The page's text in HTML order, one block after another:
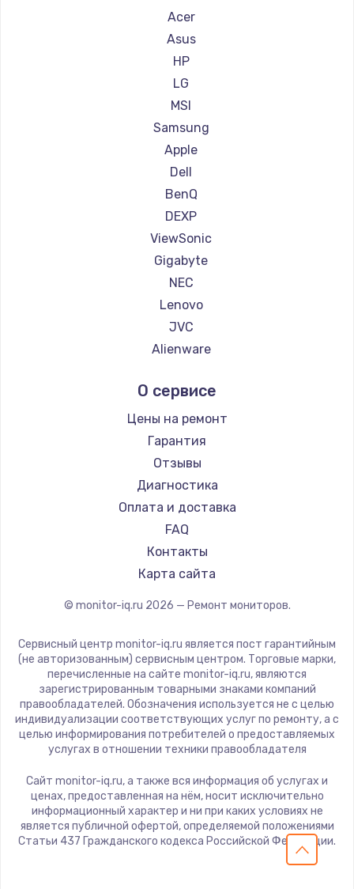
Заказать
Установка драйверов
350 руб.
Заказать
Замена жесткого диска
500 руб.
Заказать
Ремонт цепей питания
2500 руб.
Заказать
Замена северного моста
1500 руб.
Заказать
Замена экрана
1100 руб.
Замена шлейфа матрицы
700 руб.
Заказать
Замена термопасты
Заказать
Замена оперативной памяти
300 руб.
Заказать
Замена микрофона
550 руб.
Заказать
Ремонт мониторов Hisense
Ремонт мониторов АОС
Ремонт мониторов Ardor
Ремонт мониторов Machenike
Ремонт мониторов iru
Ремонт мониторов Titan Army
Ремонт мониторов iFFALCON
Ремонт мониторов Dahua
Acer
Asus
HP
LG
MSI
Samsung
Apple
Dell
BenQ
DEXP
ViewSonic
Gigabyte
NEC
Lenovo
JVC
Alienware
Thunderobot
Hisense
АОС
Ardor
Machenike
iru
Titan Army
iFFALCON
Dahua
О сервисе
Цены на ремонт
Гарантия
Отзывы
Диагностика
Оплата и доставка
FAQ
Контакты
Карта сайта
© monitor-iq.ru 2026 — Ремонт мониторов.
Сервисный центр monitor-iq.ru является пост гарантийным
(не авторизованным) сервисным центром. Торговые марки,
перечисленные на сайте monitor-iq.ru, являются
зарегистрированным товарными знаками компаний
правообладателей. Обозначения используется не с целью
индивидуализации соответствующих услуг по ремонту, а с
целью информирования потребителей о предоставляемых
услугах в отношении техники правообладателя
Сайт monitor-iq.ru, а также вся информация об услугах и
ценах, предоставленная на нём, носит исключительно
информационный характер и ни при каких условиях не
является публичной офертой, определяемой положениями
Статьи 437 Гражданского кодекса Российской Федерации.